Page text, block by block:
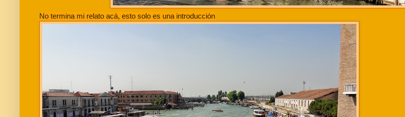
No termina mi relato acá, esto solo es una introducción